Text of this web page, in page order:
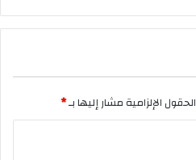
الحقول الإلزامية مشار إليها بـ*